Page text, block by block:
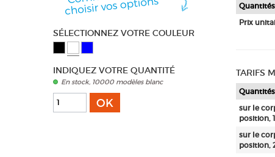
SÉLECTIONNEZ VOTRE COULEUR
INDIQUEZ VOTRE QUANTITÉ
En stock, 10000 modèles blanc
OK
Quantités
Prix
TARIFS
Quantités
sur le
position,
sur le
position,